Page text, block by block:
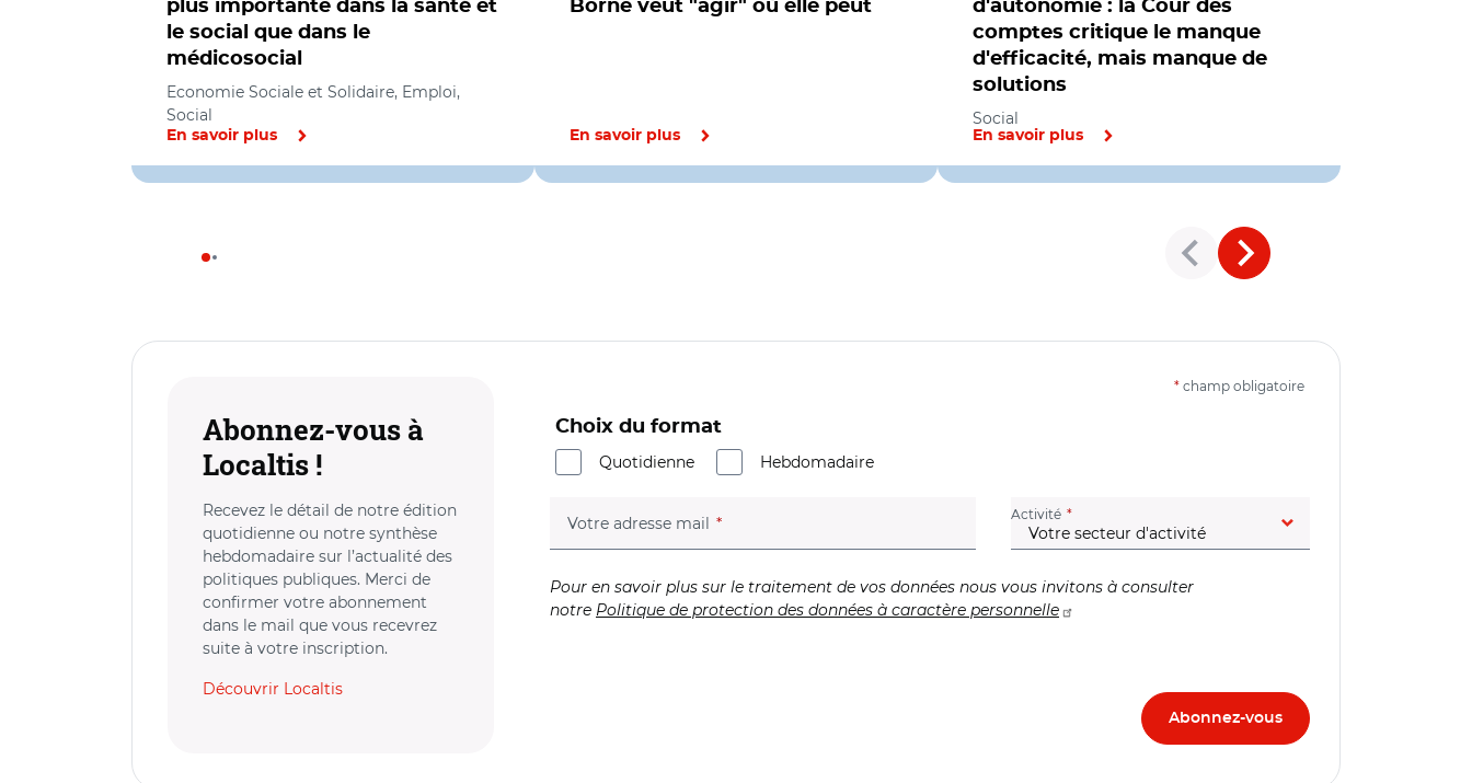
plus importante dans la santé et
le social que dans le
médicosocial
Economie Sociale et Solidaire, Emploi,
Social
En savoir plus
Borne veut "agir" où elle peut
En savoir plus
d'autonomie : la Cour des
comptes critique le manque
d'efficacité, mais manque de
solutions
Social
En savoir plus
Abonnez-vous à
Localtis !
Recevez le détail de notre édition
quotidienne ou notre synthèse
hebdomadaire sur l’actualité des
politiques publiques. Merci de
confirmer votre abonnement
dans le mail que vous recevrez
suite à votre inscription.
Découvrir Localtis
* champ obligatoire
Choix du format
Quotidienne
Hebdomadaire
Votre adresse mail (champ obligatoire) Activité (champ obligatoire)
Pour en savoir plus sur le traitement de vos données nous vous invitons à consulter
notre Politique de protection des données à caractère personnelle